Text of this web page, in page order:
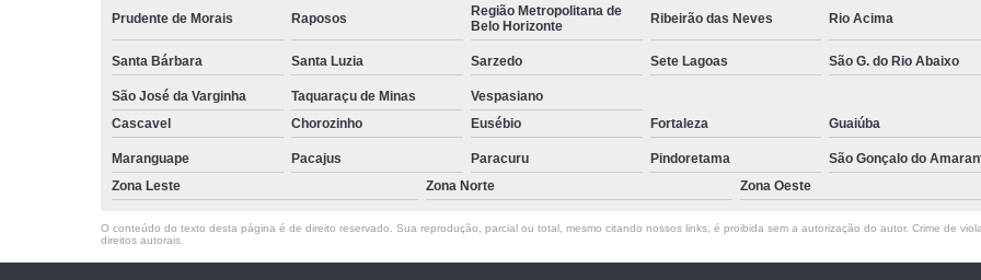
Rastreamento para Carros
Detector
Detector de Fadiga para Motorista
Sensor de Fadiga Vw
Sensor
Camera Gravadora
Prudente de Morais Raposos
Região Metropolitana de
Belo Horizonte
Ribeirão das Neves Rio Acima
Santa Bárbara Santa Luzia Sarzedo Sete Lagoas São G. do Rio Abaixo
São José da Varginha Taquaraçu de Minas
Vespasiano
Cascavel
Chorozinho Eusébio Fortaleza Guaiúba
Maranguape Pacajus Paracuru Pindoretama São Gonçalo do
Zona Leste
Zona Norte Zona Oeste
O conteúdo do texto desta página é de direito reservado. Sua reprodução, parcial ou total, mesmo citando nossos links, é proibida sem a autorização do autor. Crime de
direitos autorais